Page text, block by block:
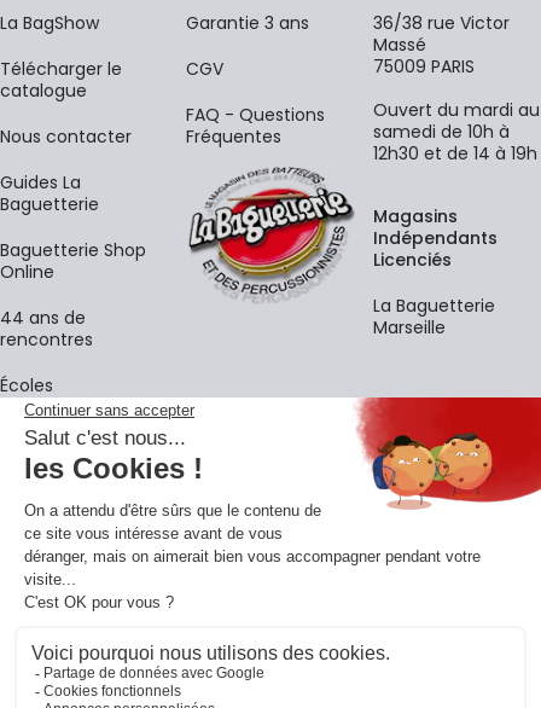
La BagShow
​Télécharger le
catalogue
Nous contacter
Guides La
Baguetterie
Baguetterie Shop
Online
44 ans de
rencontres
Écoles
Garantie 3 ans
CGV
FAQ - Questions
Fréquentes
36/38 rue Victor
Massé
75009 PARIS
Ouvert du mardi au
samedi de 10h à
12h30 et de 14 à 19h
Magasins
Indépendants
Licenciés
La Baguetterie
Marseille
La newsletter
Adresse e-mail
En vous inscrivant à notre newsletter, vous acceptez notre
confidentialité.
Retrouvons-nous sur